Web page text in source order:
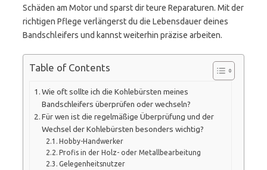
Schäden am Motor und sparst dir teure Reparaturen. Mit der
richtigen Pflege verlängerst du die Lebensdauer deines
Bandschleifers und kannst weiterhin präzise arbeiten.
Table of Contents
Wie oft sollte ich die Kohlebürsten meines
Bandschleifers überprüfen oder wechseln?
Für wen ist die regelmäßige Überprüfung und der
Wechsel der Kohlebürsten besonders wichtig?
Hobby-Handwerker
Profis in der Holz- oder Metallbearbeitung
Gelegenheitsnutzer